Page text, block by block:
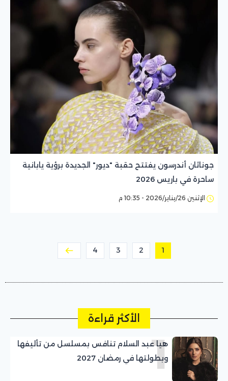
جوناثان أندرسون يفتتح حقبة "ديور" الجديدة برؤية يابانية
ساحرة في باريس 2026
الإثنين 26/يناير/2026 - 10:35 م
1
2
3
4
الأكثر قراءة
1
هيا عبد السلام تنافس بمسلسل من تأليفها
وبطولتها في رمضان 2027